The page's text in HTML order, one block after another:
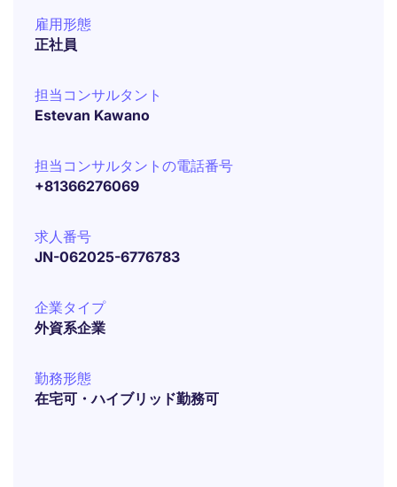
雇用形態
正社員
担当コンサルタント
Estevan Kawano
担当コンサルタントの電話番号
+81366276069
求人番号
JN-062025-6776783
企業タイプ
外資系企業
勤務形態
在宅可・ハイブリッド勤務可